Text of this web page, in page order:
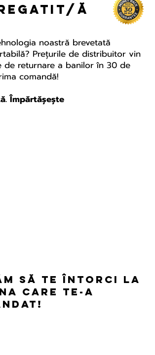
de zbor –
cu sprijin
ă
noastră brevetată
Prețurile de distribuitor vin
de returnare a banilor în 30 de
comandă!
Împărtășește
să te întorci la
care te-a